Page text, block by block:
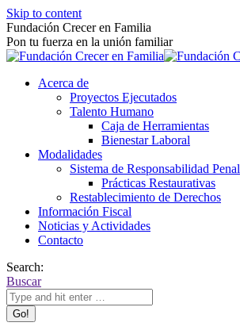
Skip to content
Fundación Crecer en Familia
Pon tu fuerza en la unión familiar
Acerca de
Proyectos Ejecutados
Talento Humano
Caja de Herramientas
Bienestar Laboral
Modalidades
Sistema de Responsabilidad Penal
Prácticas Restaurativas
Restablecimiento de Derechos
Información Fiscal
Noticias y Actividades
Contacto
Search:
Buscar